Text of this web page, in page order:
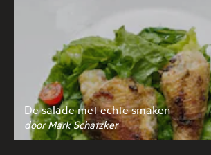
De salade met echte smaken
door Mark Schatzker